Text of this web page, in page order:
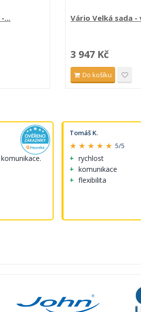
... Vário Velká sada -
3 947 Kč
Do košíku
Tomáš K.
★ ★ ★ ★ ★ 5/5
rychlost
komunikace
flexibilita